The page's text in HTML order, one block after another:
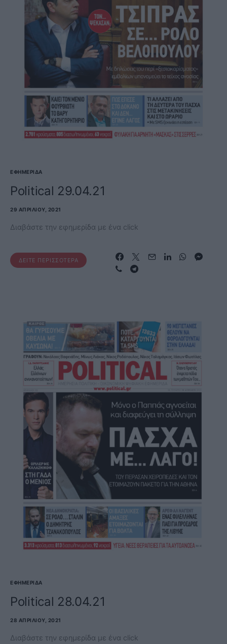
ΕΦΗΜΕΡΊΔΑ
Political 29.04.21
29 ΑΠΡΙΛΊΟΥ, 2021
Διαβάστε την εφημερίδα με ένα click
ΔΕΊΤΕ ΠΕΡΙΣΣΌΤΕΡΑ
ΕΦΗΜΕΡΊΔΑ
Political 28.04.21
28 ΑΠΡΙΛΊΟΥ, 2021
Διαβάστε την εφημερίδα με ένα click